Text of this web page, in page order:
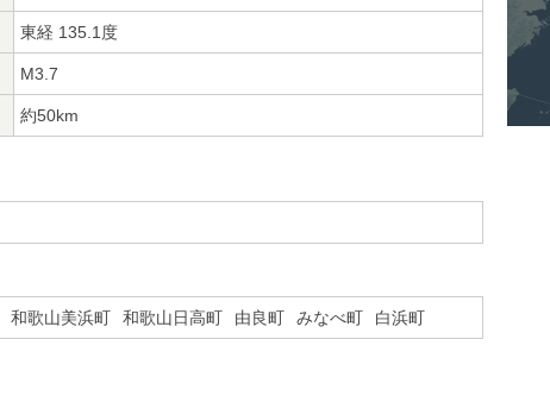
東経 135.1度
M3.7
約50km
和歌山美浜町 和歌山日高町 由良町 みなべ町 白浜町